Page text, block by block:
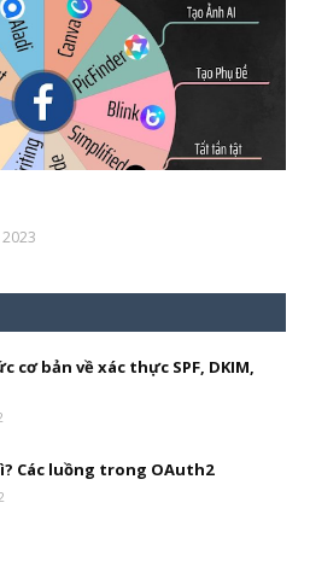
cơ bản về xác thực SPF, DKIM,
Các luồng trong OAuth2